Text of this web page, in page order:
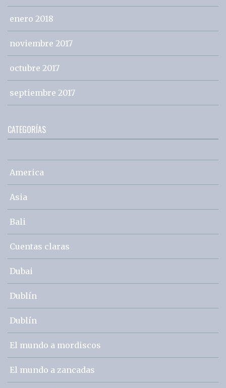
enero 2018
noviembre 2017
octubre 2017
septiembre 2017
CATEGORÍAS
America
Asia
Bali
Cuentas claras
Dubai
Dublín
Dublín
El mundo a mordiscos
El mundo a zancadas